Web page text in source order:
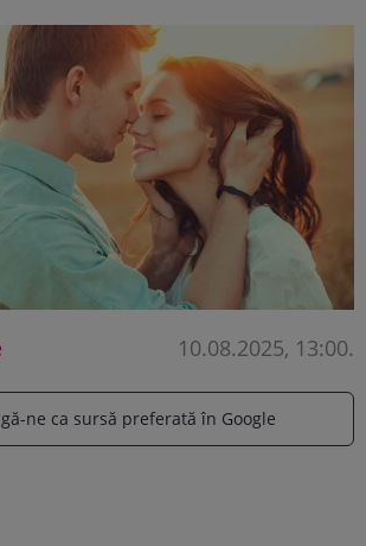
10.08.2025, 13:00.
ne ca sursă preferată în Google